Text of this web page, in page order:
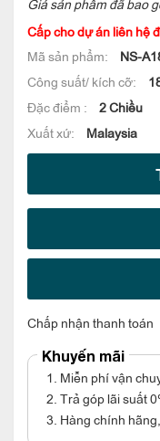
Cấp cho dự án liên hệ
Mã sản phẩm:
NS-
Công suất/ kích cỡ:
Đặc điểm :
2 Chiều
Xuất xứ:
Malaysia
Chấp nhận thanh toán
Khuyến mãi
1. Miễn phí vận
2. Trả góp lãi suất
3. Hàng chính